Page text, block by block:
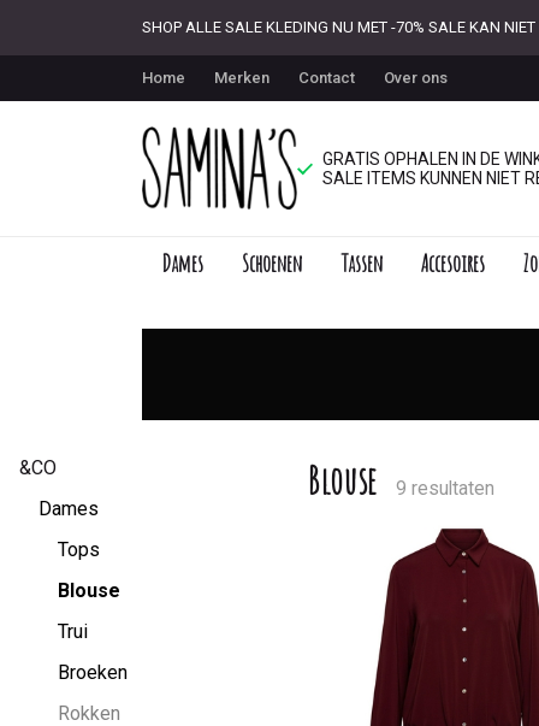
SHOP ALLE SALE KLEDING NU MET -70% SALE KAN
Home Merken Contact Over ons
GRATIS OPHALEN IN DE
SALE ITEMS KUNNEN NIET
Dames Schoenen Tassen Accesoires
&CO
Dames
Tops
Blouse
Trui
Broeken
Rokken
Blouse 9 resultaten